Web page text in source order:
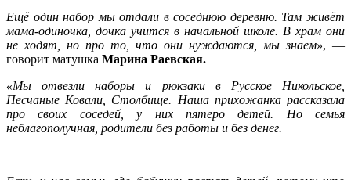
Ещё один набор мы отдали в соседнюю деревню. Там живёт
мама-одиночка, дочка учится в начальной школе. В храм они
не ходят, но про то, что они нуждаются, мы знаем», —
говорит матушка Марина Раевская.
«Мы отвезли наборы и рюкзаки в Русское Никольское,
Песчаные Ковали, Столбище. Наша прихожанка рассказала
про своих соседей, у них пятеро детей. Но семья
неблагополучная, родители без работы и без денег.